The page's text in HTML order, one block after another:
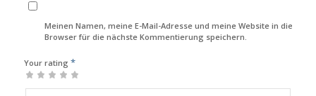
Meinen Namen, meine E-Mail-Adresse und meine Website in diesem
Browser für die nächste Kommentierung speichern.
Your rating *
1
2
3
4
5